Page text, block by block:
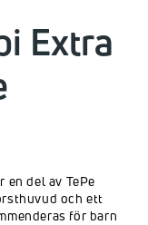
Extra
en del av TePe
och ett
för barn